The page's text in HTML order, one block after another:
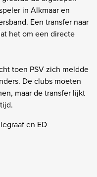
in Alkmaar en
Een transfer naar
het om een directe
toen PSV zich meldde
De clubs moeten
maar de transfer lijkt
en ED